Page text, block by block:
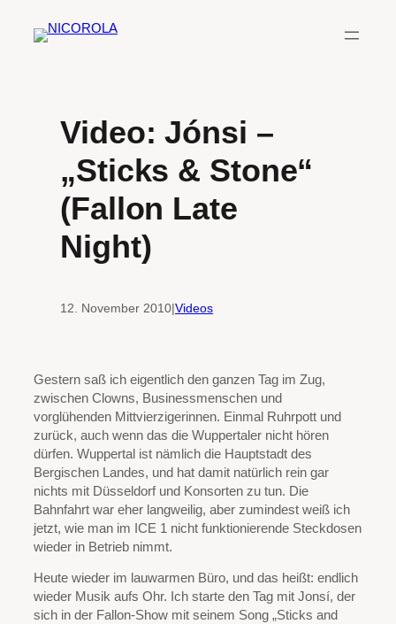
Inhalt
Video: Jónsi –
„Sticks & Stone“
(Fallon Late
Night)
12. November 2010|Videos
Gestern saß ich eigentlich den ganzen Tag im Zug,
zwischen Clowns, Businessmenschen und
vorglühenden Mittvierzigerinnen. Einmal Ruhrpott und
zurück, auch wenn das die Wuppertaler nicht hören
dürfen. Wuppertal ist nämlich die Hauptstadt des
Bergischen Landes, und hat damit natürlich rein gar
nichts mit Düsseldorf und Konsorten zu tun. Die
Bahnfahrt war eher langweilig, aber zumindest weiß ich
jetzt, wie man im ICE 1 nicht funktionierende Steckdosen
wieder in Betrieb nimmt.
Heute wieder im lauwarmen Büro, und das heißt: endlich
wieder Musik aufs Ohr. Ich starte den Tag mit Jonsí, der
sich in der Fallon-Show mit seinem Song „Sticks and